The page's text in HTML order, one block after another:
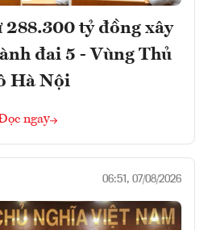
tỷ đồng xây
đai 5 - Vùng Thủ
Hà Nội
ngay
06:51, 07/08/2026